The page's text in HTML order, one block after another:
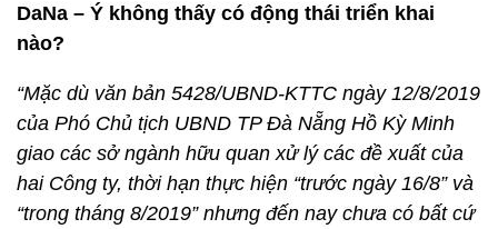
DaNa – Ý không thấy có động thái triển khai
nào?
“Mặc dù văn bản 5428/UBND-KTTC ngày 12/8/2019
của Phó Chủ tịch UBND TP Đà Nẵng Hồ Kỳ Minh
giao các sở ngành hữu quan xử lý các đề xuất của
hai Công ty, thời hạn thực hiện “trước ngày 16/8” và
“trong tháng 8/2019” nhưng đến nay chưa có bất cứ